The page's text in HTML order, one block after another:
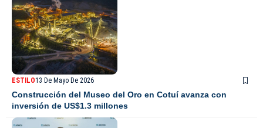
ESTILO13 De Mayo De 2026
Construcción del Museo del Oro en Cotuí avanza con
inversión de US$1.3 millones